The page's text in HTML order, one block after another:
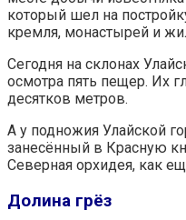
который шел на
кремля, монастырей и
Сегодня на склонах
осмотра пять пещер. Их
десятков метров.
А у подножия Улайской
занесённый в Красную
Северная орхидея, как
Долина грёз